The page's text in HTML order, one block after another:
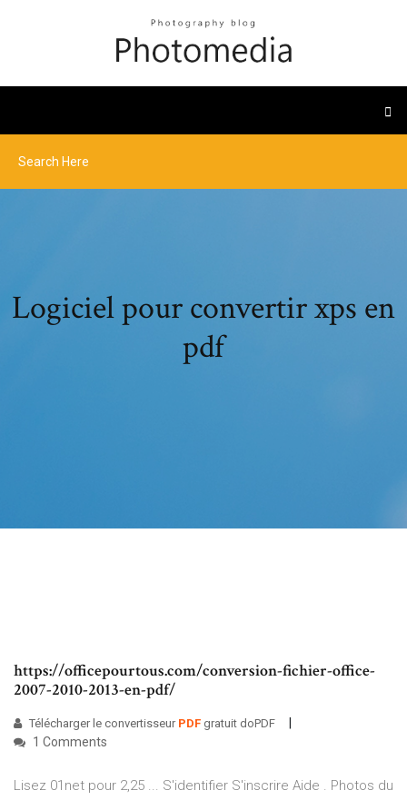
Logiciel pour convertir xps en
pdf
https://officepourtous.com/conversion-fichier-office-
2007-2010-2013-en-pdf/
Télécharger le convertisseur PDF gratuit doPDF
1 Comments
Lisez 01net pour 2,25 ... S'identifier S'inscrire Aide . Photos du